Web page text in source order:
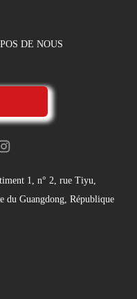
DE NOUS
1, n° 2, rue Tiyu,
du Guangdong, République